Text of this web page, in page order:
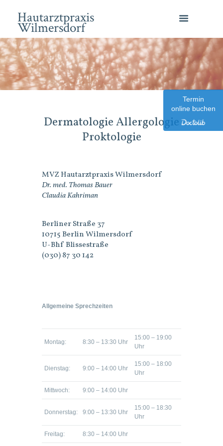
Hautarztpraxis
Wilmersdorf
Dermatologie Allergologie
Proktologie
MVZ Hautarztpraxis Wilmersdorf
Dr. med. Thomas Bauer
Claudia Kahriman
Berliner Straße 37
10715 Berlin Wilmersdorf
U-Bhf Blissestraße
(030) 87 30 142
Termin
online buchen
Allgemeine Sprechzeiten
Montag: 8:30 – 13:30 Uhr
15:00 – 19:00
Uhr
Dienstag: 9:00 – 14:00 Uhr
15:00 – 18:00
Uhr
Mittwoch: 9:00 – 14:00 Uhr
Donnerstag: 9:00 – 13:30 Uhr
15:00 – 18:30
Uhr
Freitag: 8:30 – 14:00 Uhr